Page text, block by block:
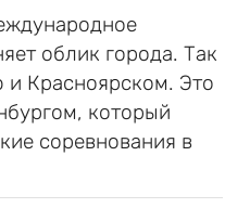
облик города. Так
Красноярском. Это
который
соревнования в